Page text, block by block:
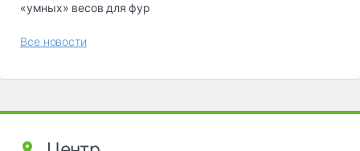
«yмныx» вecoв для фyp
Все новости